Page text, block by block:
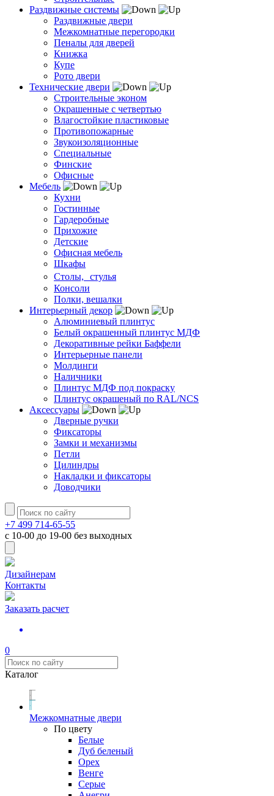
Раздвижные системы
Раздвижные двери
Межкомнатные перегородки
Пеналы для дверей
Книжка
Купе
Рото двери
Технические двери
Строительные эконом
Окрашенные с четвертью
Влагостойкие пластиковые
Противопожарные
Звукоизоляционные
Специальные
Финские
Офисные
Мебель
Кухни
Гостинные
Гардеробные
Прихожие
Детские
Офисная мебель
Шкафы
Столы, стулья
Консоли
Полки, вешалки
Интерьерный декор
Алюминиевый плинтус
Белый окрашенный плинтус МДФ
Декоративные рейки Баффели
Интерьерные панели
Молдинги
Наличники
Плинтус МДФ под покраску
Плинтус окрашеный по RAL/NCS
Аксессуары
Дверные ручки
Фиксаторы
Замки и механизмы
Петли
Цилиндры
Накладки и фиксаторы
Доводчики
+7 499 714-65-55
с 10-00 до 19-00 без выходных
Дизайнерам
Контакты
Заказать расчет
0
Каталог
Межкомнатные двери
По цвету
Белые
Дуб беленый
Орех
Венге
Серые